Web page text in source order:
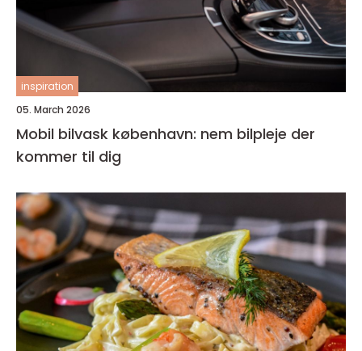
inspiration
05. March 2026
Mobil bilvask københavn: nem bilpleje der
kommer til dig